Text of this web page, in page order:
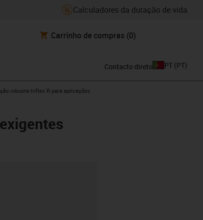
Calculadores da duração de vida
Carrinho de compras (0)
Contacto direto PT (PT)
robusta triflex R para aplicações